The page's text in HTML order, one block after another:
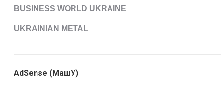
BUSINESS WORLD UKRAINE
UKRAINIAN METAL
AdSense (МашУ)